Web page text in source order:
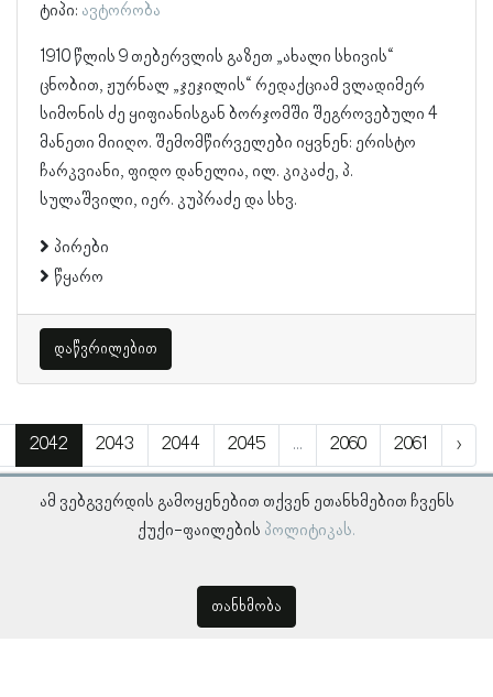
ტიპი: ავტორობა
1910 წლის 9 თებერვლის გაზეთ „ახალი სხივის“
ცნობით, ჟურნალ „ჯეჯილის“ რედაქციამ ვლადიმერ
სიმონის ძე ყიფიანისგან ბორჯომში შეგროვებული 4
მანეთი მიიღო. შემომწირველები იყვნენ: ერისტო
ჩარკვიანი, ფიდო დანელია, ილ. კიკაძე, პ.
სულაშვილი, იერ. კუპრაძე და სხვ.
პირები
წყარო
დაწვრილებით
2042 2043 2044 2045 ... 2060 2061 ›
ამ ვებგვერდის გამოყენებით თქვენ ეთანხმებით ჩვენს
ქუქი-ფაილების პოლიტიკას.
თანხმობა